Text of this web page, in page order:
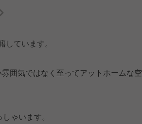
ています。
囲気ではなく至ってアットホームな空
ゃいます。